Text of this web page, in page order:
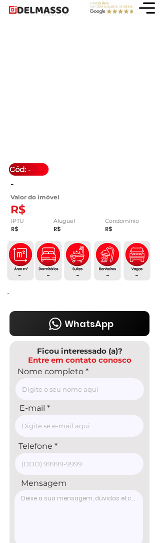
-
Valor do imóvel
R$
-
IPTU
R$
Aluguel Condomínio
R$ R$
-
-
- - -
-
WhatsApp
Ficou interessado (a)?
Entre em contato conosco
Nome completo
E-mail
Telefone
Mensagem